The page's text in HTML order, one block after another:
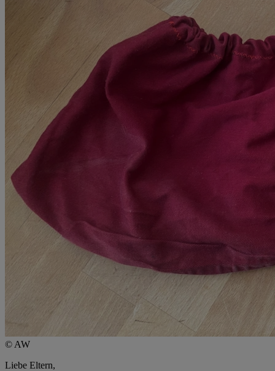
© AW
Liebe Eltern,